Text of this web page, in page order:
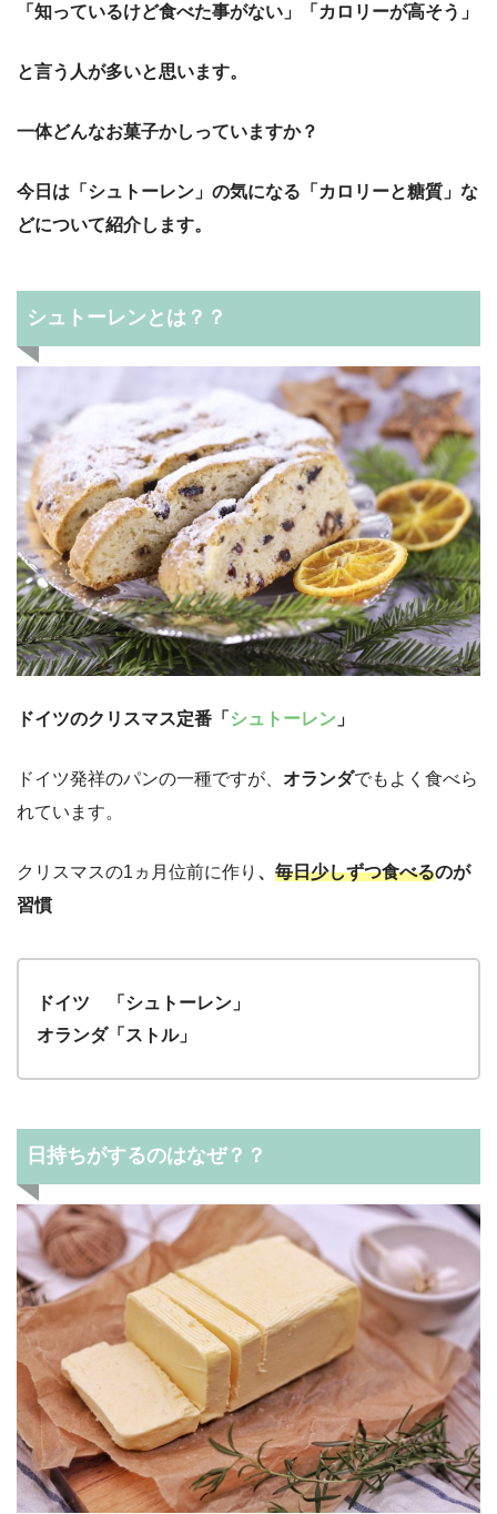
「知っているけど食べた事がない」「カロリーが高そう」
と言う人が多いと思います。
一体どんなお菓子かしっていますか？
今日は「シュトーレン」の気になる「カロリーと糖質」な
どについて紹介します。
シュトーレンとは？？
ドイツのクリスマス定番「 シュトーレン 」
ドイツ発祥のパンの一種ですが、 オランダでもよく食べら
れています。
クリスマスの1ヵ月位前に作り 、 毎日少しずつ食べるのが
習慣
ドイツ 「シュトーレン」
オランダ「ストル」
日持ちがするのはなぜ？？